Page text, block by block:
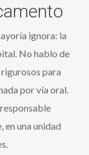
ignora: la
No hablo de
para
por vía oral.
en una unidad